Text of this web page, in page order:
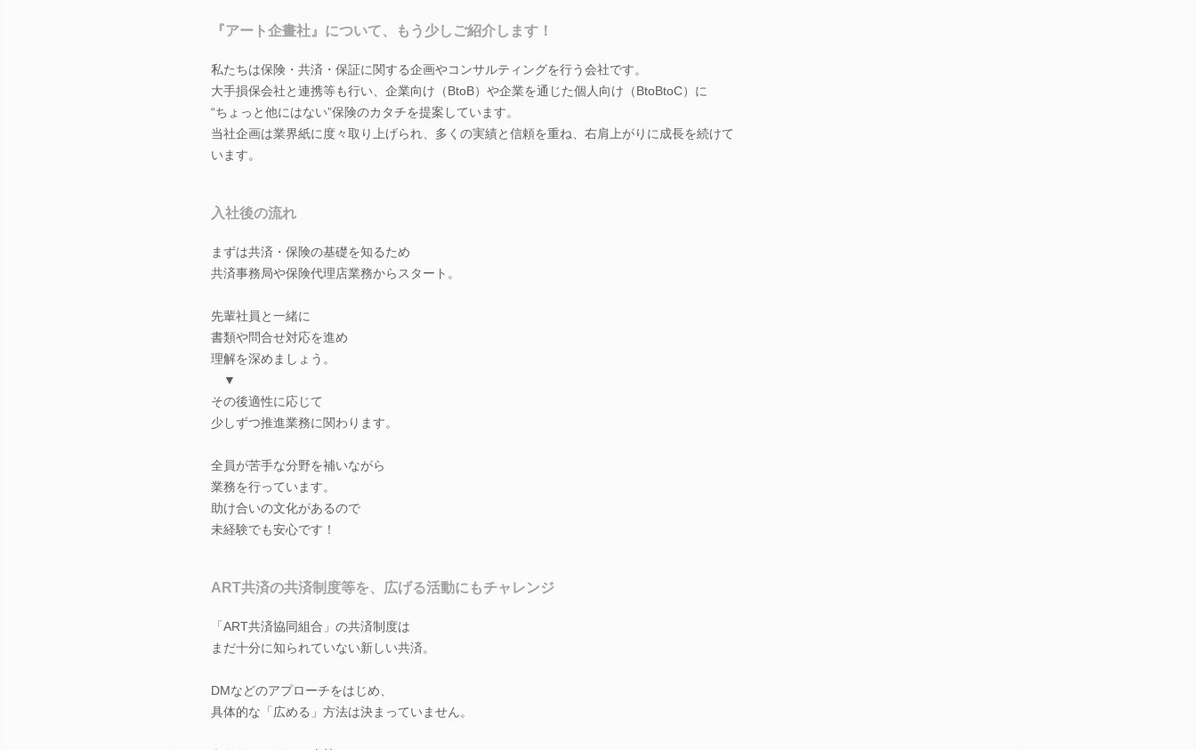
『アート企畫社』について、もう少しご紹介します！
私たちは保険・共済・保証に関する企画やコンサルティングを行う会社です。
大手損保会社と連携等も行い、企業向け（BtoB）や企業を通じた個人向け（BtoBtoC）に
“ちょっと他にはない”保険のカタチを提案しています。
当社企画は業界紙に度々取り上げられ、多くの実績と信頼を重ね、右肩上がりに成長を続けて
います。
入社後の流れ
まずは共済・保険の基礎を知るため
共済事務局や保険代理店業務からスタート。
先輩社員と一緒に
書類や問合せ対応を進め
理解を深めましょう。
▼
その後適性に応じて
少しずつ推進業務に関わります。
全員が苦手な分野を補いながら
業務を行っています。
助け合いの文化があるので
未経験でも安心です！
ART共済の共済制度等を、広げる活動にもチャレンジ
「ART共済協同組合」の共済制度は
まだ十分に知られていない新しい共済。
DMなどのアプローチをはじめ、
具体的な「広める」方法は決まっていません。